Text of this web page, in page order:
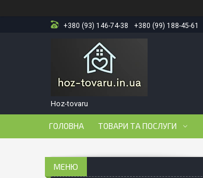
+380 (93) 146-74-38 +380 (99) 188-45-61
Hoz-tovaru
ГОЛОВНА ТОВАРИ ТА ПОСЛУГИ